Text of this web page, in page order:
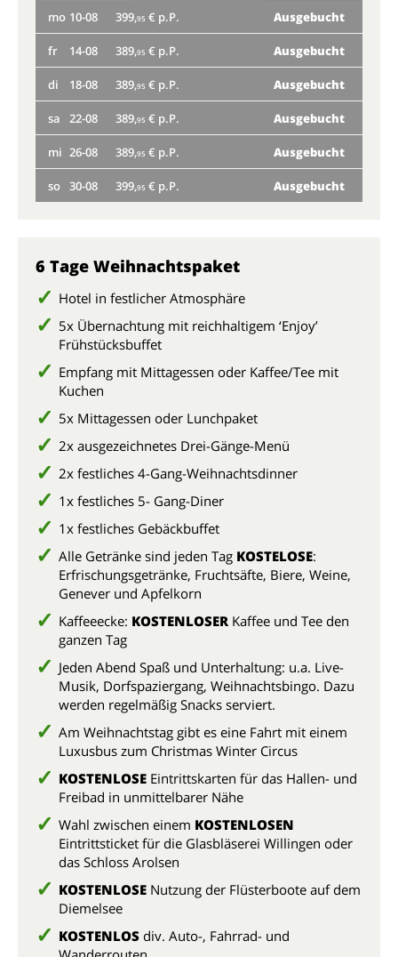
mo 10-08 399,95 € p.P. Ausgebucht
fr 14-08 389,95 € p.P. Ausgebucht
di 18-08 389,95 € p.P. Ausgebucht
sa 22-08 389,95 € p.P. Ausgebucht
mi 26-08 389,95 € p.P. Ausgebucht
so 30-08 399,95 € p.P. Ausgebucht
6 Tage Weihnachtspaket
Hotel in festlicher Atmosphäre
5x Übernachtung mit reichhaltigem ‘Enjoy’
Frühstücksbuffet
Empfang mit Mittagessen oder Kaffee/Tee mit
Kuchen
5x Mittagessen oder Lunchpaket
2x ausgezeichnetes Drei-Gänge-Menü
2x festliches 4-Gang-Weihnachtsdinner
1x festliches 5- Gang-Diner
1x festliches Gebäckbuffet
Alle Getränke sind jeden Tag KOSTELOSE:
Erfrischungsgetränke, Fruchtsäfte, Biere, Weine,
Genever und Apfelkorn
Kaffeeecke: KOSTENLOSER Kaffee und Tee den
ganzen Tag
Jeden Abend Spaß und Unterhaltung: u.a. Live-
Musik, Dorfspaziergang, Weihnachtsbingo. Dazu
werden regelmäßig Snacks serviert.
Am Weihnachtstag gibt es eine Fahrt mit einem
Luxusbus zum Christmas Winter Circus
KOSTENLOSE Eintrittskarten für das Hallen- und
Freibad in unmittelbarer Nähe
Wahl zwischen einem KOSTENLOSEN
Eintrittsticket für die Glasbläserei Willingen oder
das Schloss Arolsen
KOSTENLOSE Nutzung der Flüsterboote auf dem
Diemelsee
KOSTENLOS div. Auto-, Fahrrad- und